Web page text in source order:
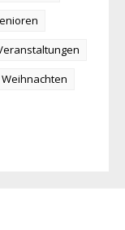
Weihnachten